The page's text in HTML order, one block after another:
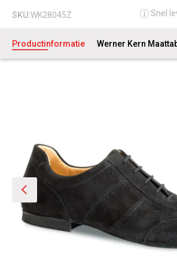
SKU:WK28045Z Snel
Productinformatie Werner Kern